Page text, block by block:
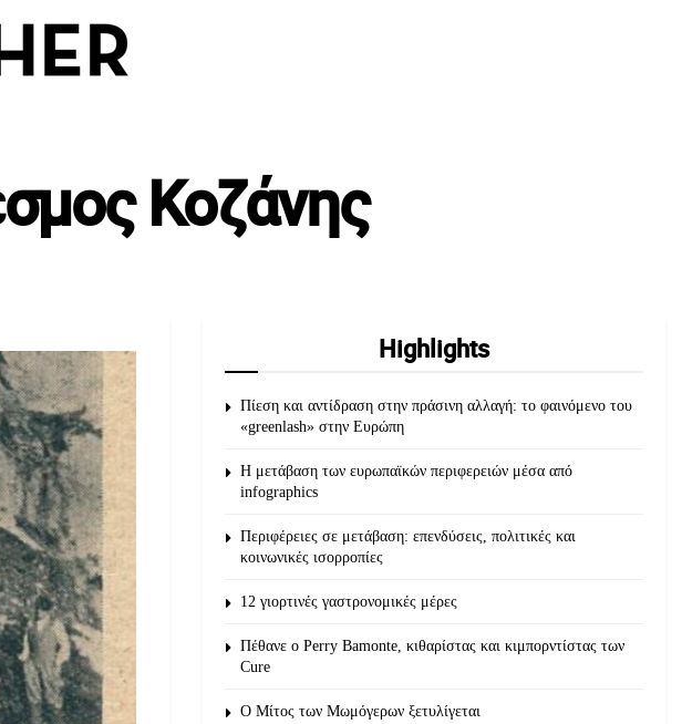
Κοζάνης
Highlights
Πίεση και αντίδραση στην πράσινη αλλαγή: το φαινόμενο του
«greenlash» στην Ευρώπη
Η μετάβαση των ευρωπαϊκών περιφερειών μέσα από
infographics
Περιφέρειες σε μετάβαση: επενδύσεις, πολιτικές και
κοινωνικές ισορροπίες
12 γιορτινές γαστρονομικές μέρες
Πέθανε ο Perry Bamonte, κιθαρίστας και κιμπορντίστας των
Cure
O Μίτος των Μωμόγερων ξετυλίγεται